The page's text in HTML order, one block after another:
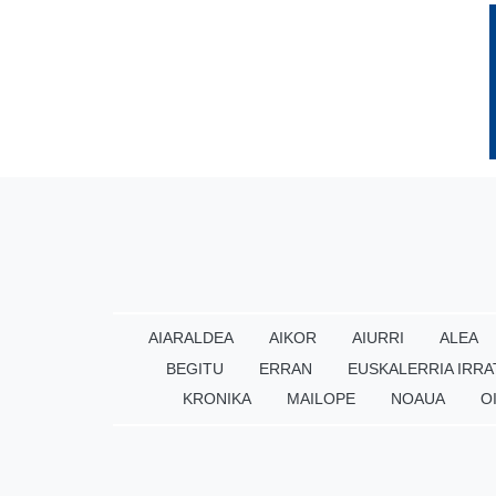
AIARALDEA AIKOR AIURRI ALEA
BEGITU
ERRAN EUSKALERRIA
KRONIKA
MAILOPE NOAUA